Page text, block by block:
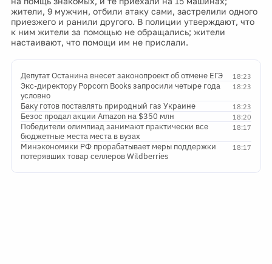
жители, 9 мужчин, отбили атаку сами, застрелили одного
приезжего и ранили другого. В полиции утверждают, что
к ним жители за помощью не обращались; жители
настаивают, что помощи им не прислали.
18:23
Депутат Останина внесет законопроект об отмене ЕГЭ
18:23
Экс-директору Popcorn Books запросили четыре года
условно
18:23
Баку готов поставлять природный газ Украине
18:20
Безос продал акции Amazon на $350 млн
18:17
Победители олимпиад занимают практически все
бюджетные места места в вузах
18:17
Минэкономики РФ прорабатывает меры поддержки
потерявших товар селлеров Wildberries